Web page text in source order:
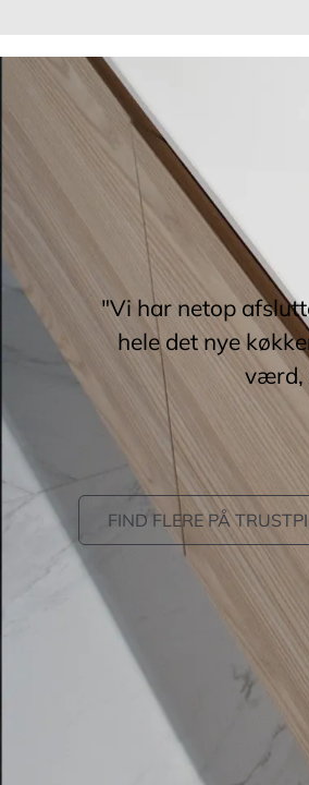
"Vi har netop
hele det nye
værd,
FIND FLERE PÅ